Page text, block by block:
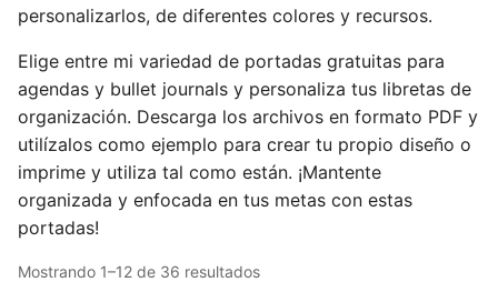
personalizarlos, de diferentes colores y recursos.
Elige entre mi variedad de portadas gratuitas para
agendas y bullet journals y personaliza tus libretas de
organización. Descarga los archivos en formato PDF y
utilízalos como ejemplo para crear tu propio diseño o
imprime y utiliza tal como están. ¡Mantente
organizada y enfocada en tus metas con estas
portadas!
Mostrando 1–12 de 36 resultadosOrdenado